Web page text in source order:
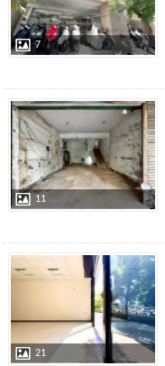
7
店長推薦
11
21